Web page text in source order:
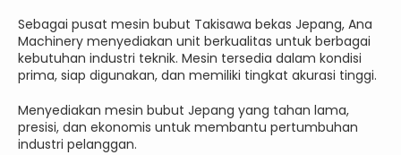
Sebagai pusat mesin bubut Takisawa bekas Jepang, Ana
Machinery menyediakan unit berkualitas untuk berbagai
kebutuhan industri teknik. Mesin tersedia dalam kondisi
prima, siap digunakan, dan memiliki tingkat akurasi tinggi.
Menyediakan mesin bubut Jepang yang tahan lama,
presisi, dan ekonomis untuk membantu pertumbuhan
industri pelanggan.